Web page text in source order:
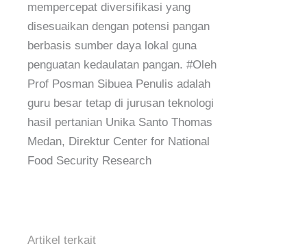
mempercepat diversifikasi yang
disesuaikan dengan potensi pangan
berbasis sumber daya lokal guna
penguatan kedaulatan pangan. #Oleh
Prof Posman Sibuea Penulis adalah
guru besar tetap di jurusan teknologi
hasil pertanian Unika Santo Thomas
Medan, Direktur Center for National
Food Security Research
Artikel terkait